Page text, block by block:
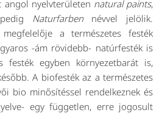
angol nyelvterületen natural paints,
Naturfarben névvel jelölik.
a természetes festék
-ám rövidebb- natúrfesték is
festék egyben környezetbarát is,
A biofesték az a természetes
bio minősítéssel rendelkeznek és
egy független, erre jogosult